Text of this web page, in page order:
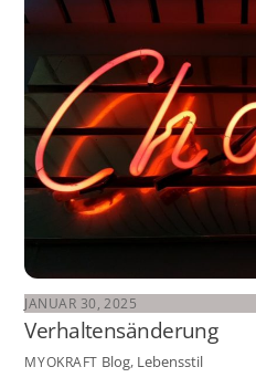
JANUAR 30, 2025
Verhaltensänderung
MYOKRAFT Blog, Lebensstil